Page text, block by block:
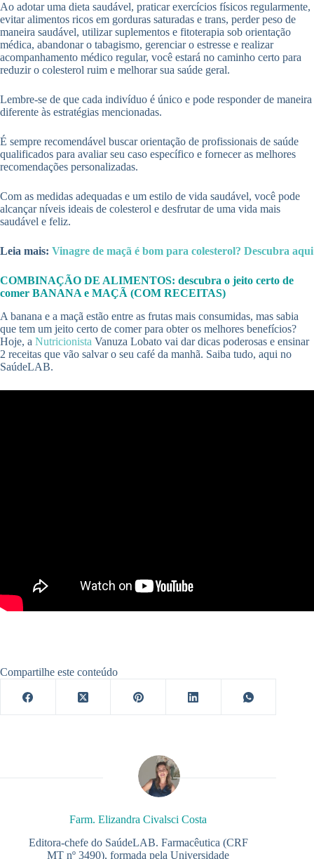
Ao adotar uma dieta saudável, praticar exercícios físicos regularmente,
evitar alimentos ricos em gorduras saturadas e trans, perder peso de
maneira saudável, utilizar suplementos e fitoterapia sob orientação
médica, abandonar o tabagismo, gerenciar o estresse e realizar
acompanhamento médico regular, você estará no caminho certo para
reduzir o colesterol ruim e melhorar sua saúde geral.
Lembre-se de que cada indivíduo é único e pode responder de maneira
diferente às estratégias mencionadas.
É sempre recomendável buscar orientação de profissionais de saúde
qualificados para avaliar seu caso específico e fornecer as melhores
recomendações personalizadas.
Com as medidas adequadas e um estilo de vida saudável, você pode
alcançar níveis ideais de colesterol e desfrutar de uma vida mais
saudável e feliz.
Leia mais: Vinagre de maçã é bom para colesterol? Descubra aqui
COMBINAÇÃO DE ALIMENTOS: descubra o jeito certo de
comer BANANA e MAÇÃ (COM RECEITAS)
A banana e a maçã estão entre as frutas mais consumidas, mas sabia
que tem um jeito certo de comer para obter os melhores benefícios?
Hoje, a Nutricionista Vanuza Lobato vai dar dicas poderosas e ensinar
2 receitas que vão salvar o seu café da manhã. Saiba tudo, aqui no
SaúdeLAB.
Compartilhe este conteúdo
Farm. Elizandra Civalsci Costa
Editora-chefe do SaúdeLAB. Farmacêutica (CRF
MT nº 3490), formada pela Universidade